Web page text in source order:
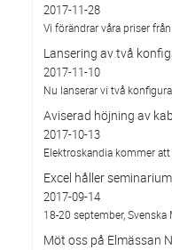
2017-11-28
Vi förändrar våra priser
Lansering av två
2017-11-10
Nu lanserar vi två
Aviserad höjning av
2017-10-13
Elektroskandia kommer
Excel håller
2017-09-14
18-20 september, Svenska
Möt oss på Elmässan